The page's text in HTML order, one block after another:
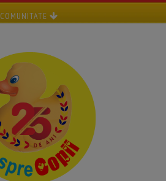
COMUNITATE